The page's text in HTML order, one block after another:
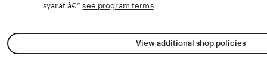
syarat â€”see program terms
View additional shop policies